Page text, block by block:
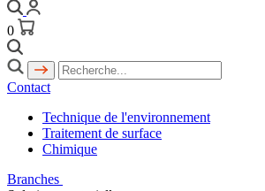
0
Contact
Technique de l'environnement
Traitement de surface
Chimique
Branches